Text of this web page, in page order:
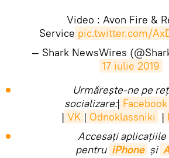
Video : Avon Fire &
Service pic.twitter.com/
— Shark NewsWires
17 iulie 2019
Urmărește-ne pe
socializare:| Facebook
| VK | Odnoklassniki |
Accesaţi
pentru iPhone și